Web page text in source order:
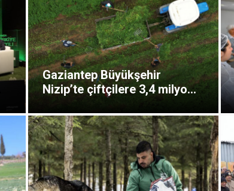
Gaziantep Büyükşehir
Nizip’te çiftçilere 3,4 milyo...